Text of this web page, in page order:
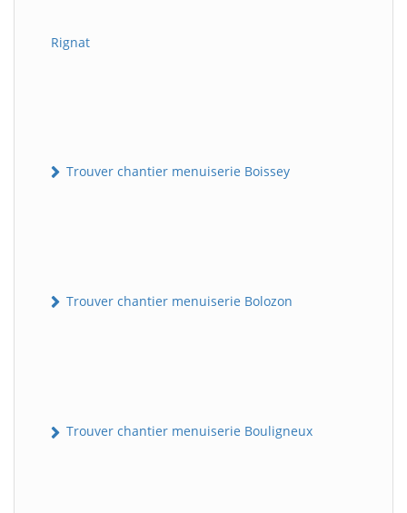
Rignat
Trouver chantier menuiserie Boissey
Trouver chantier menuiserie Bolozon
Trouver chantier menuiserie Bouligneux